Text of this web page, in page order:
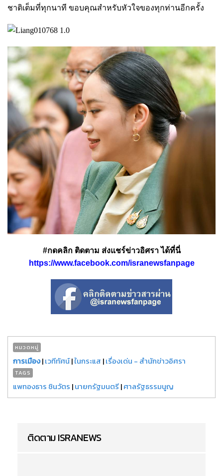
ชาติเต็มที่ทุกนาที ขอบคุณสำหรับหัวใจของทุกท่านอีกครั้ง
#กดคลิก ติดตาม ส่งแชร์ข่าวอิศรา ได้ที่นี่
https://www.facebook.com/isranewsfanpage
หมวดหมู่
การเมือง|เวทีทัศน์|ในกระแส |เรื่องเด่น - สำนักข่าวอิศรา
TAGS
แพทองธาร ชินวัตร |นายกรัฐมนตรี|ศาลรัฐธรรมนูญ
ติดตาม ISRANEWS